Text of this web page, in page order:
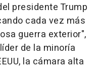
presidente Trump
cada vez más
guerra exterior",
de la minoría
la cámara alta